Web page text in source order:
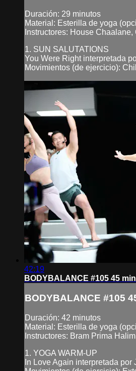
Duración: 29 minutos
Material: Esterilla de yoga
Instructores: House
1. SUN SALUTATIONS
You Were Right interpretada
Movimientos (de ejercicio):
42:19
BODYBALANCE #105 45
BODYBALANCE #105
Duración: 42 minutos
Material: Esterilla de yoga
Instructores: Bram Prima
1. YOGA WARM-UP
In Love Again interpretada